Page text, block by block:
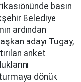
basın
Belediye
ardından
adayı Tugay,
anket
dönük